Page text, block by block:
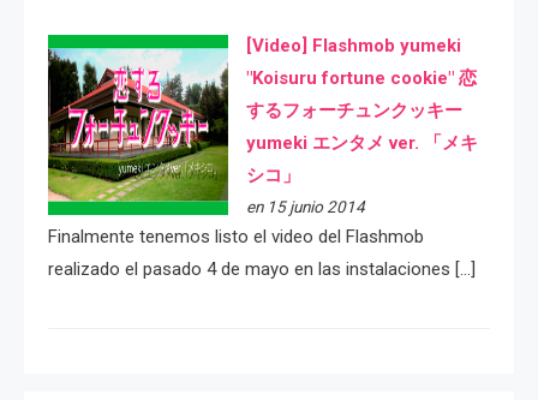
[Video] Flashmob yumeki
"Koisuru fortune cookie" 恋
するフォーチュンクッキー
yumeki エンタメ ver. 「メキ
シコ」
en 15 junio 2014
Finalmente tenemos listo el video del Flashmob
realizado el pasado 4 de mayo en las instalaciones […]